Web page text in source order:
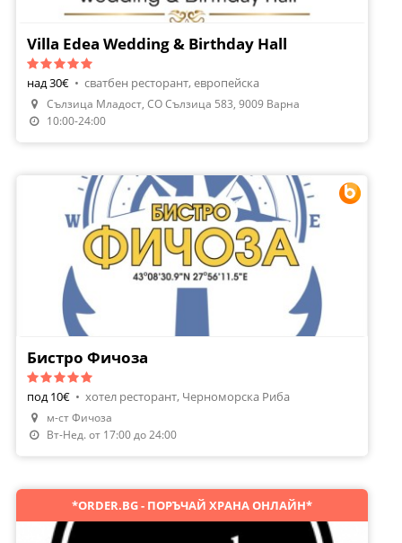
Направи Резервация
Villa Edea Wedding & Birthday Hall
над 30€ • сватбен ресторант, европейска
Сълзица Младост, СО Сълзица 583, 9009 Варна
10:00-24:00
Направи Резервация
Бистро Фичоза
под 10€ • хотел ресторант, Черноморска Риба
м-ст Фичоза
Вт-Нед. от 17:00 до 24:00
*ORDER.BG - ПОРЪЧАЙ ХРАНА ОНЛАЙН*